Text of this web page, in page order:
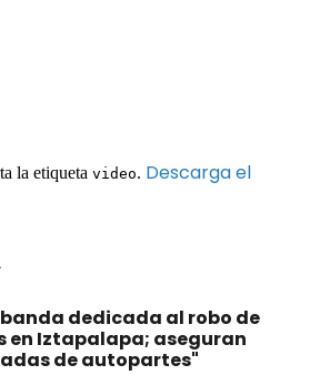
la etiqueta video. Descarga el
dedicada al robo de
en Iztapalapa; aseguran
de autopartes"